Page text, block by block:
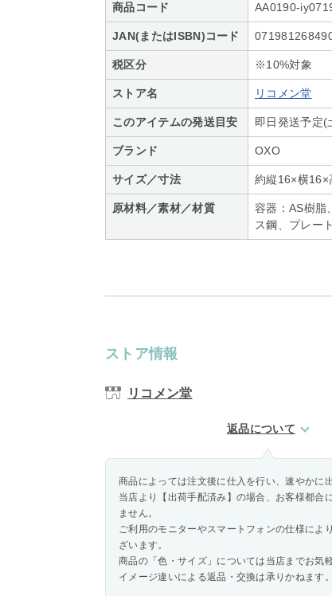
商品コード AA0190-
JAN(またはISBN)コード
税区分 ※10%対象
ストア名 リコメン堂
このアイテムの発送目安 即日発送予定(
ブランド OXO
サイズ／寸法 約縦16×横16×
原材料／素材／材質
容器：AS樹脂
ス鋼、プレー
ストア情報
リコメン堂
返品について
商品によっては注文後に仕入を行い、速やかに
当店より【出荷手配済み】の場合、お客様都合
ません。
ご利用のモニターやスマートフォンの仕様によ
ざいます。
商品の「色・サイズ」については当店までお気
イメージ違いによる返品・交換は承りかねます。